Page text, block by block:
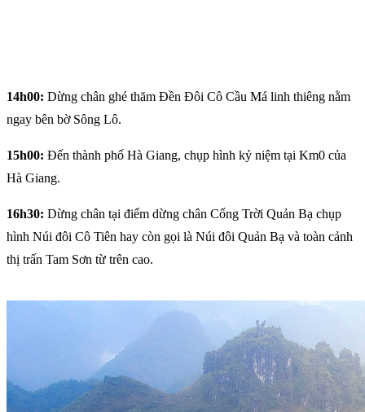
14h00: Dừng chân ghé thăm Đền Đôi Cô Cầu Má linh thiêng nằm
ngay bên bờ Sông Lô.
15h00: Đến thành phố Hà Giang, chụp hình kỷ niệm tại Km0 của
Hà Giang.
16h30: Dừng chân tại điểm dừng chân Cổng Trời Quản Bạ chụp
hình Núi đôi Cô Tiên hay còn gọi là Núi đôi Quản Bạ và toàn cảnh
thị trấn Tam Sơn từ trên cao.